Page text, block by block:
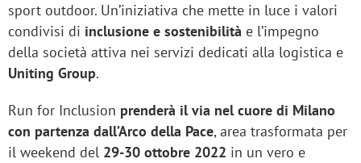
sport outdoor. Un’iniziativa che mette in luce i valori
condivisi di inclusione e sostenibilità e l’impegno
della società attiva nei servizi dedicati alla logistica e
Uniting Group.
Run for Inclusion prenderà il via nel cuore di Milano
con partenza dall’Arco della Pace, area trasformata per
il weekend del 29-30 ottobre 2022 in un vero e